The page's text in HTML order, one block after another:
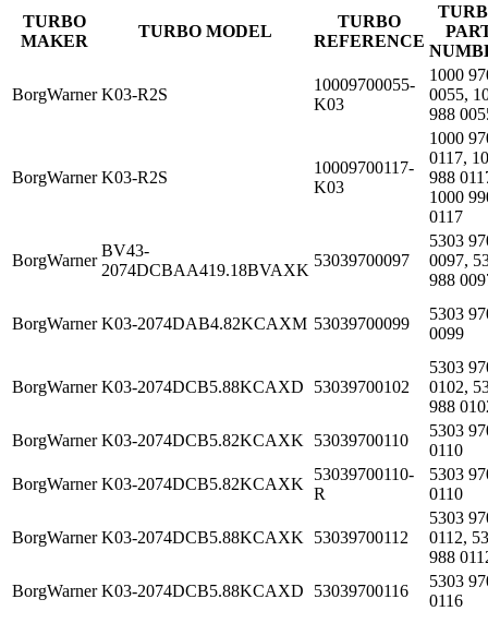
TURBO
MAKER
TURBO MODEL
TURBO
REFERENCE
BorgWarner K03-R2S
10009700055-
K03
1000
0055,
988
BorgWarner K03-R2S
10009700117-
K03
1000
0117,
988
1000
0117
BorgWarner
BV43-
2074DCBAA419.18BVAXK
53039700097
5303
0097,
988
BorgWarner K03-2074DAB4.82KCAXM 53039700099
5303
0099
BorgWarner K03-2074DCB5.88KCAXD 53039700102
5303
0102,
988
BorgWarner K03-2074DCB5.82KCAXK 53039700110
5303
0110
BorgWarner K03-2074DCB5.82KCAXK
53039700110-
R
5303
0110
BorgWarner K03-2074DCB5.88KCAXK 53039700112
5303
0112,
988
BorgWarner K03-2074DCB5.88KCAXD 53039700116
5303
0116